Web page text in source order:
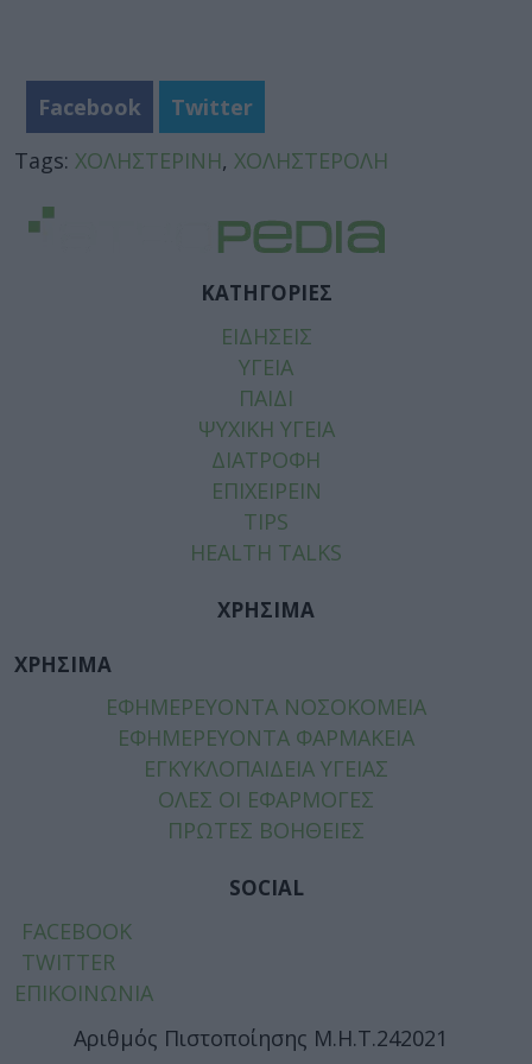
Facebook
Twitter
Tags: ΧΟΛΗΣΤΕΡΙΝΗ, ΧΟΛΗΣΤΕΡΟΛΗ
ΚΑΤΗΓΟΡΙΕΣ
ΕΙΔΗΣΕΙΣ
ΥΓΕΙΑ
ΠΑΙΔΙ
ΨΥΧΙΚΗ ΥΓΕΙΑ
ΔΙΑΤΡΟΦΗ
ΕΠΙΧΕΙΡΕΙΝ
TIPS
HEALTH TALKS
ΧΡΗΣΙΜΑ
ΧΡΗΣΙΜΑ
ΕΦΗΜΕΡΕΥΟΝΤΑ ΝΟΣΟΚΟΜΕΙΑ
ΕΦΗΜΕΡΕΥΟΝΤΑ ΦΑΡΜΑΚΕΙΑ
ΕΓΚΥΚΛΟΠΑΙΔΕΙΑ ΥΓΕΙΑΣ
ΟΛΕΣ ΟΙ ΕΦΑΡΜΟΓΕΣ
ΠΡΩΤΕΣ ΒΟΗΘΕΙΕΣ
SOCIAL
FACEBOOK
TWITTER
ΕΠΙΚΟΙΝΩΝΙΑ
Αριθμός Πιστοποίησης Μ.Η.Τ.242021